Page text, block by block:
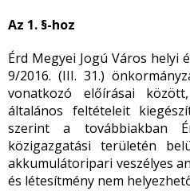
Az 1. §-hoz
Érd Megyei Jogú Város helyi
9/2016. (III. 31.)
vonatkozó előírásai
általános feltételeit
szerint a továbbiakban
közigazgatási területén
akkumulátoripari veszélyes
és létesítmény nem